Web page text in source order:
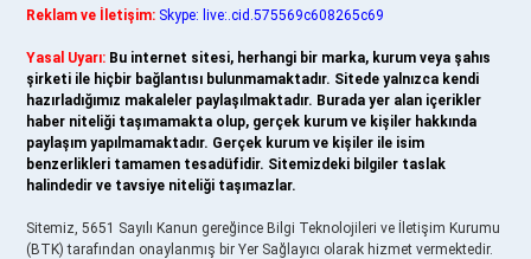
Reklam ve İletişim: Skype: live:.cid.575569c608265c69
Yasal Uyarı: Bu internet sitesi, herhangi bir marka, kurum veya şahıs
şirketi ile hiçbir bağlantısı bulunmamaktadır. Sitede yalnızca kendi
hazırladığımız makaleler paylaşılmaktadır. Burada yer alan içerikler
haber niteliği taşımamakta olup, gerçek kurum ve kişiler hakkında
paylaşım yapılmamaktadır. Gerçek kurum ve kişiler ile isim
benzerlikleri tamamen tesadüfidir. Sitemizdeki bilgiler taslak
halindedir ve tavsiye niteliği taşımazlar.
Sitemiz, 5651 Sayılı Kanun gereğince Bilgi Teknolojileri ve İletişim Kurumu
(BTK) tarafından onaylanmış bir Yer Sağlayıcı olarak hizmet vermektedir.